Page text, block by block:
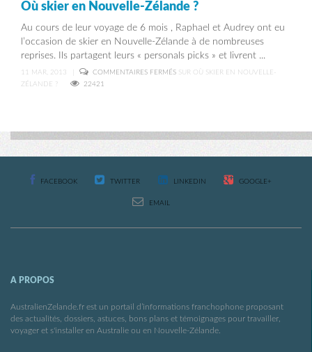
Où skier en Nouvelle-Zélande ?
Au cours de leur voyage de 6 mois , Raphael et Audrey ont eu
l’occasion de skier en Nouvelle-Zélande à de nombreuses
reprises. Ils partagent leurs « personals picks » et livrent ...
11 MAR, 2013 COMMENTAIRES FERMÉS SUR OÙ SKIER EN NOUVELLE-
ZÉLANDE ?
22421
FACEBOOK TWITTER LINKEDIN GOOGLE+
EMAIL
A PROPOS
AustralienZelande.fr est un portail d’informations franchophone proposant
des actualités, dossiers, astuces, bons plans et témoignages pour travailler,
voyager et s'installer en Australie ou en Nouvelle-Zélande.